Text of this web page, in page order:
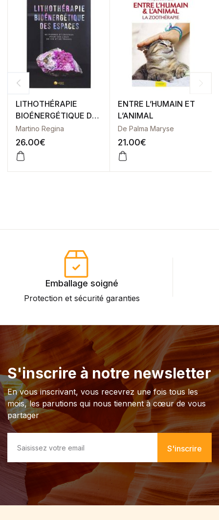
LITHOTHÉRAPIE
BIOÉNERGÉTIQUE DES
ESPACES
Martino Regina
26.00€
ENTRE L’HUMAIN ET
L’ANIMAL
De Palma Maryse
21.00€
Emballage soigné
Protection et sécurité garanties
S'inscrire à notre newsletter
En vous inscrivant, vous recevrez une fois tous les
mois, les parutions qui nous tiennent à cœur de vous
partager
a
i
S'inscrire